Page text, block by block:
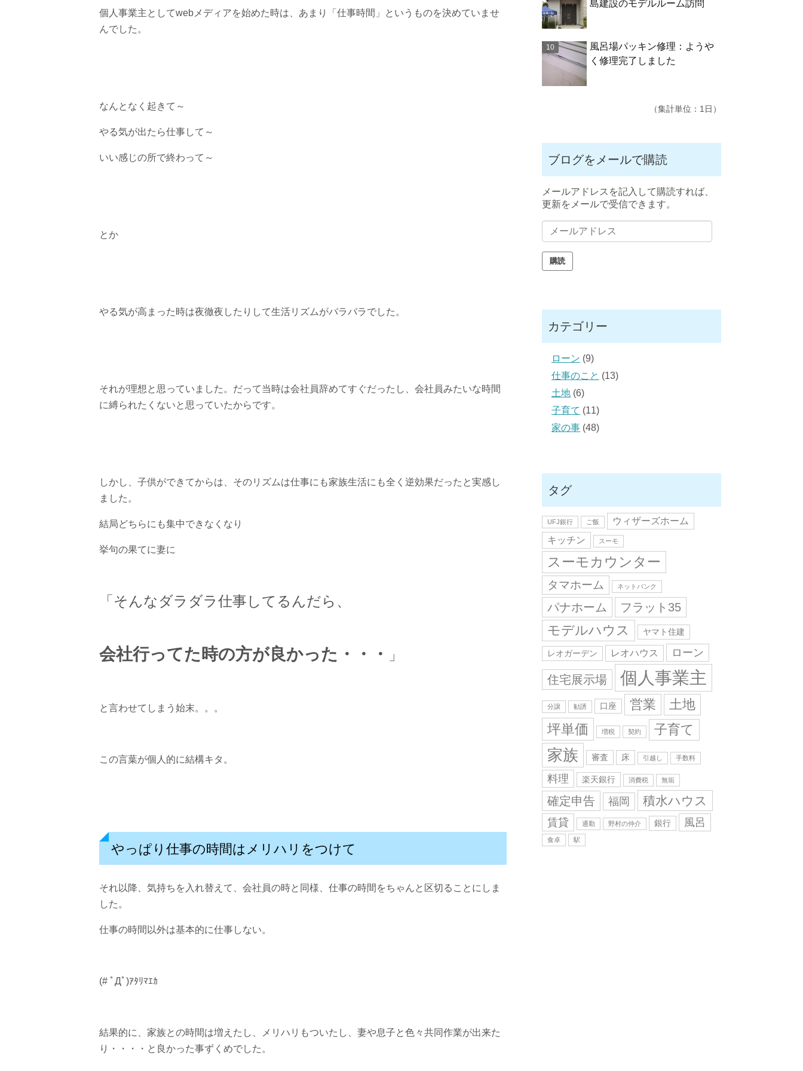
個人事業主としてwebメディアを始めた時は、あまり「仕事時間」というものを決めていませ
んでした。
なんとなく起きて～
やる気が出たら仕事して～
いい感じの所で終わって～
とか
やる気が高まった時は夜徹夜したりして生活リズムがバラバラでした。
それが理想と思っていました。だって当時は会社員辞めてすぐだったし、会社員みたいな時間
に縛られたくないと思っていたからです。
しかし、子供ができてからは、そのリズムは仕事にも家族生活にも全く逆効果だったと実感し
ました。
結局どちらにも集中できなくなり
挙句の果てに妻に
「そんなダラダラ仕事してるんだら、
会社行ってた時の方が良かった・・・ 」
と言わせてしまう始末。。。
この言葉が個人的に結構キタ。
やっぱり仕事の時間はメリハリをつけて
それ以降、気持ちを入れ替えて、会社員の時と同様、仕事の時間をちゃんと区切ることにしま
した。
仕事の時間以外は基本的に仕事しない。
(# ﾟДﾟ)ｱﾀﾘﾏｴｶ
結果的に、家族との時間は増えたし、メリハリもついたし、妻や息子と色々共同作業が出来た
り・・・・と良かった事ずくめでした。
島建設のモデルルーム訪問
風呂場パッキン修理：ようや
く修理完了しました
（集計単位：1日）
ブログをメールで購読
メールアドレスを記入して購読すれば、
更新をメールで受信できます。
ー
ル
ア
カテゴリー
ローン (9)
仕事のこと (13)
土地 (6)
子育て (11)
家の事 (48)
タグ
UFJ銀行 ご飯
ウィザーズホーム
キッチン
スーモ
スーモカウンター
タマホーム ネットバンク
パナホーム フラット35
モデルハウス ヤマト住建
レオガーデン レオハウス ローン
住宅展示場 個人事業主
分譲 勧誘 口座 営業 土地
坪単価 増税 契約 子育て
家族 審査 床 引越し 手数料
料理 楽天銀行 消費税 無垢
確定申告 福岡 積水ハウス
賃貸 通勤 野村の仲介 銀行 風呂
食卓 駅